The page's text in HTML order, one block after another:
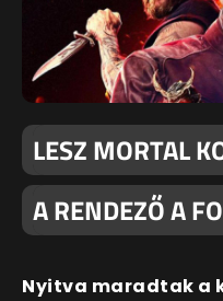
LESZ MORTAL
A RENDEZŐ A
Nyitva maradtak a